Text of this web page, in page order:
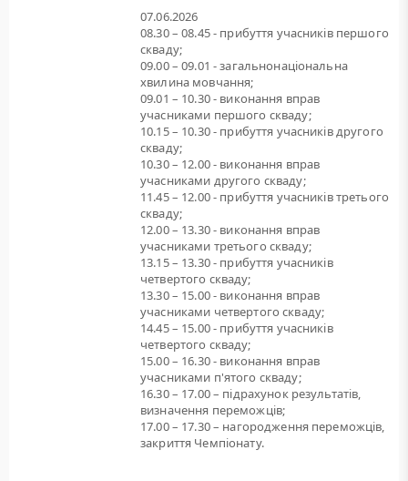
07.06.2026
08.30 – 08.45 - прибуття учасників першого
скваду;
09.00 – 09.01 - загальнонаціональна
хвилина мовчання;
09.01 – 10.30 - виконання вправ
учасниками першого скваду;
10.15 – 10.30 - прибуття учасників другого
скваду;
10.30 – 12.00 - виконання вправ
учасниками другого скваду;
11.45 – 12.00 - прибуття учасників третього
скваду;
12.00 – 13.30 - виконання вправ
учасниками третього скваду;
13.15 – 13.30 - прибуття учасників
четвертого скваду;
13.30 – 15.00 - виконання вправ
учасниками четвертого скваду;
14.45 – 15.00 - прибуття учасників
четвертого скваду;
15.00 – 16.30 - виконання вправ
учасниками п'ятого скваду;
16.30 – 17.00 – підрахунок результатів,
визначення переможців;
17.00 – 17.30 – нагородження переможців,
закриття Чемпіонату.